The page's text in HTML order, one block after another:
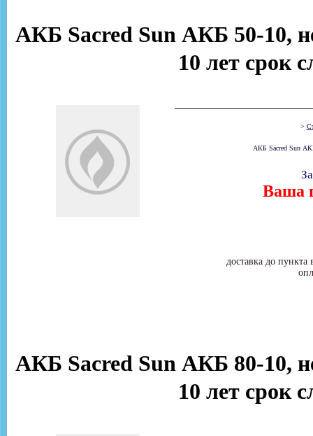
АКБ Sacred Sun АКБ 50-10,
10 лет срок
>
АКБ Sacred Sun
Ваша
доставка до
АКБ Sacred Sun АКБ 80-10,
10 лет срок